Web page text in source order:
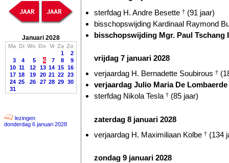
Januari 2028
Ma Di Wo Do Vr Za Zo
1
2
3
4 5 6 7 8
9
10 11 12 13 14 15 16
17 18 19 20 21 22 23
24 25 26 27 28 29 30
31
lezingen
donderdag 6 januari 2028
sterfdag H. Andre Besette † (91 jaar)
bisschopswijding Kardinaal Raymond
bisschopswijding Mgr. Paul Tschang
vrijdag 7 januari 2028
verjaardag H. Bernadette Soubirous †
verjaardag Julio Maria De Lombaerde
sterfdag Nikola Tesla † (85 jaar)
zaterdag 8 januari 2028
verjaardag H. Maximiliaan Kolbe † (134
zondag 9 januari 2028